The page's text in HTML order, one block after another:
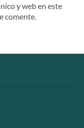
y web en este
comente.